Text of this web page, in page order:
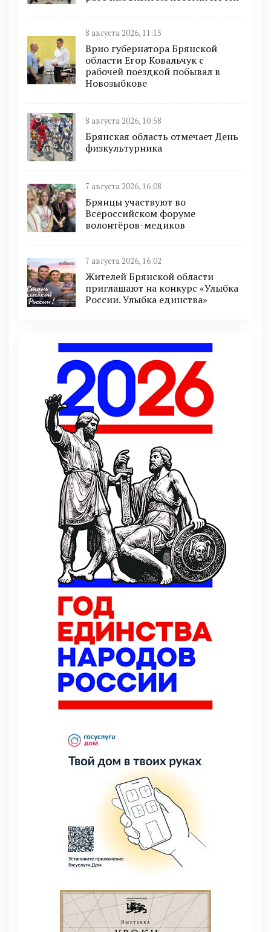
8 августа 2026, 11:13
Врио губернатора Брянской
области Егор Ковальчук с
рабочей поездкой побывал в
Новозыбкове
8 августа 2026, 10:58
Брянская область отмечает День
физкультурника
7 августа 2026, 16:08
Брянцы участвуют во
Всероссийском форуме
волонтёров-медиков
7 августа 2026, 16:02
Жителей Брянской области
приглашают на конкурс «Улыбка
России. Улыбка единства»